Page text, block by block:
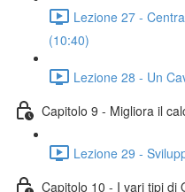
Lezione 27 -
(10:40)
Lezione 28 - Un
Capitolo 9 - Migliora il
Lezione 29 -
Capitolo 10 - I vari tipi di